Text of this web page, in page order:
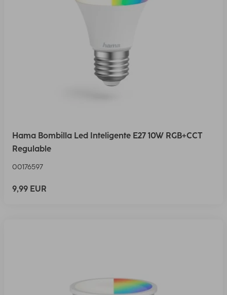
Hama Bombilla Led Inteligente E27 10W RGB+CCT
Regulable
00176597
9,99 EUR